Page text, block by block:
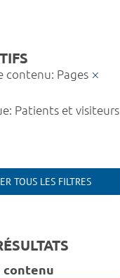
contenu: Pages
Patients et visiteurs
TOUS LES FILTRES
contenu